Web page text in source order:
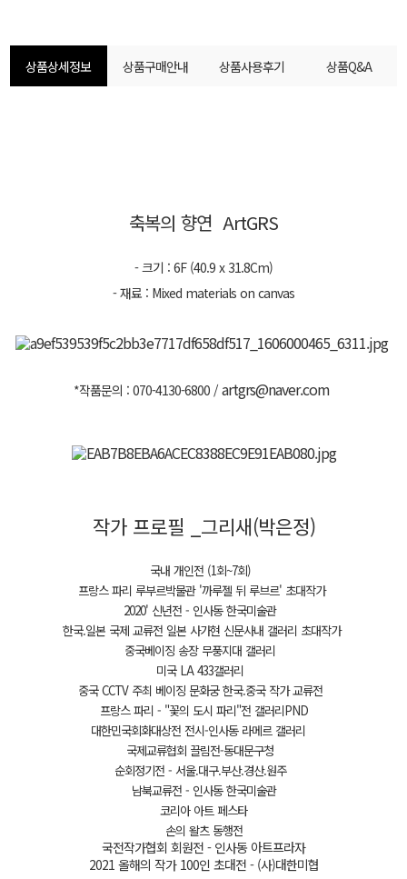
상품상세정보 상품구매안내 상품사용후기 상품Q&A
축복의 향연 ArtGRS
- 크기 : 6F (40.9 x 31.8Cm)
- 재료 : Mixed materials on canvas
*작품문의 : 070-4130-6800 / artgrs@naver.com
작가 프로필 _그리새(박은정)
국내 개인전 (1회~7회)
프랑스 파리 루부르박물관 '까루젤 뒤 루브르' 초대작가
2020' 신년전 - 인사동 한국미술관
한국.일본 국제 교류전 일본 사가현 신문사내 갤러리 초대작가
중국베이징 송장 무풍지대 갤러리
미국 LA 433갤러리
중국 CCTV 주최 베이징 문화궁 한국.중국 작가 교류전
프랑스 파리 - "꽃의 도시 파리"전 갤러리PND
대한민국회화대상전 전시-인사동 라메르 갤러리
국제교류협회 끌림전-동대문구청
순회정기전 - 서울.대구.부산.경산.원주
남북교류전 - 인사동 한국미술관
코리아 아트 페스타
손의 왈츠 동행전
국전작가협회 회원전 - 인사동 아트프라자
2021 올해의 작가 100인 초대전 - (사)대한미협